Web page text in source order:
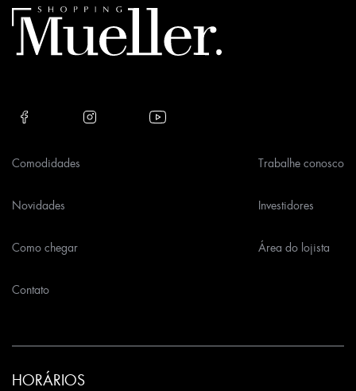
empty.
Comodidades
Novidades
Como chegar
Contato
Trabalhe conosco
Investidores
Área do lojista
HORÁRIOS